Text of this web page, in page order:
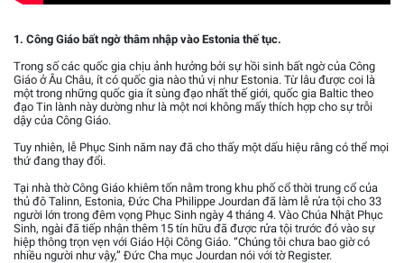
1. Công Giáo bất ngờ thâm nhập vào Estonia thế tục.
Trong số các quốc gia chịu ảnh hưởng bởi sự hồi sinh bất ngờ của Công
Giáo ở Âu Châu, ít có quốc gia nào thú vị như Estonia. Từ lâu được coi là
một trong những quốc gia ít sùng đạo nhất thế giới, quốc gia Baltic theo
đạo Tin lành này dường như là một nơi không mấy thích hợp cho sự trỗi
dậy của Công Giáo.
Tuy nhiên, lễ Phục Sinh năm nay đã cho thấy một dấu hiệu rằng có thể mọi
thứ đang thay đổi.
Tại nhà thờ Công Giáo khiêm tốn nằm trong khu phố cổ thời trung cổ của
thủ đô Talinn, Estonia, Đức Cha Philippe Jourdan đã làm lễ rửa tội cho 33
người lớn trong đêm vọng Phục Sinh ngày 4 tháng 4. Vào Chúa Nhật Phục
Sinh, ngài đã tiếp nhận thêm 15 tín hữu đã được rửa tội trước đó vào sự
hiệp thông trọn vẹn với Giáo Hội Công Giáo. “Chúng tôi chưa bao giờ có
nhiều người như vậy,” Đức Cha mục Jourdan nói với tờ Register.